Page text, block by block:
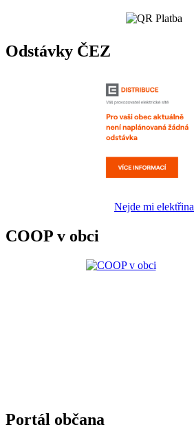
Odstávky ČEZ
Nejde mi elektřina
COOP v obci
Portál občana